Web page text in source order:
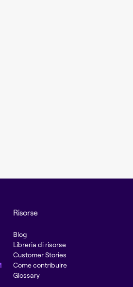
Risorse
Blog
Libreria di risorse
Customer Stories
Come contribuire
Glossary